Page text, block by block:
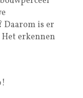
is er
erkennen